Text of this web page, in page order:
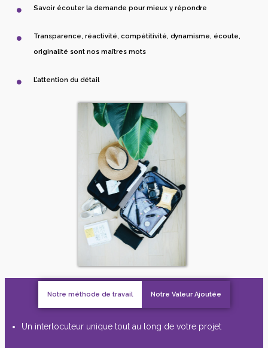
Savoir écouter la demande pour mieux y répondre
Transparence, réactivité, compétitivité, dynamisme, écoute,
originalité sont nos maîtres mots
L’attention du détail
Notre méthode de travail Notre Valeur Ajoutée
Un interlocuteur unique tout au long de votre projet